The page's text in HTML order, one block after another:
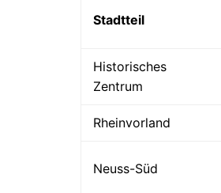
Stadtteil
Historisches
Zentrum
Rheinvorland
Neuss-Süd